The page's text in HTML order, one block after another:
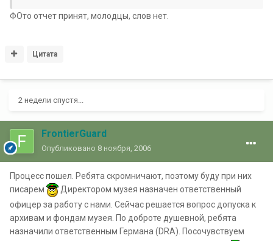
ФОто отчет принят, молодцы, слов нет.
Цитата
2 недели спустя...
FrontierGuard
Опубликовано 8 ноября, 2006
Процесс пошел. Ребята скромничают, поэтому буду при них
писарем
Директором музея назначен ответственный
офицер за работу с нами. Сейчас решается вопрос допуска к
архивам и фондам музея. По доброте душевной, ребята
назначили ответственным Германа (DRA). Посочувствуем